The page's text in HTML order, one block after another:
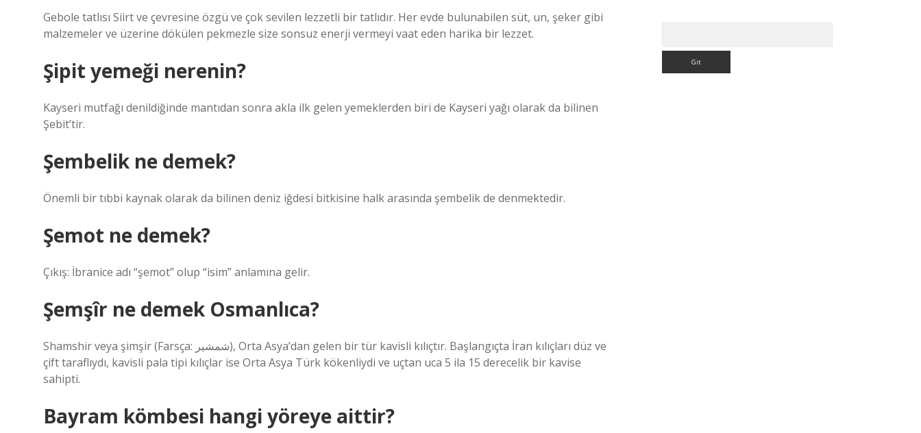
Gebole tatlısı Siirt ve çevresine özgü ve çok sevilen lezzetli bir tatlıdır. Her evde bulunabilen süt, un, şeker gibi
malzemeler ve üzerine dökülen pekmezle size sonsuz enerji vermeyi vaat eden harika bir lezzet.
Şipit yemeği nerenin?
Kayseri mutfağı denildiğinde mantıdan sonra akla ilk gelen yemeklerden biri de Kayseri yağı olarak da bilinen
Şebit’tir.
Şembelik ne demek?
Önemli bir tıbbi kaynak olarak da bilinen deniz iğdesi bitkisine halk arasında şembelik de denmektedir.
Şemot ne demek?
Çıkış: İbranice adı “şemot” olup “isim” anlamına gelir.
Şemşîr ne demek Osmanlıca?
Shamshir veya şimşir (Farsça: شمشیر), Orta Asya’dan gelen bir tür kavisli kılıçtır. Başlangıçta İran kılıçları düz ve
çift taraflıydı, kavisli pala tipi kılıçlar ise Orta Asya Türk kökenliydi ve uçtan uca 5 ila 15 derecelik bir kavise
sahipti.
Bayram kömbesi hangi yöreye aittir?